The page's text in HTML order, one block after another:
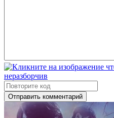
Отправить комментарий